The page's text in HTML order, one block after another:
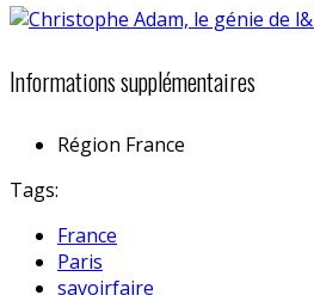
Informations supplémentaires
Région France
Tags:
France
Paris
savoirfaire